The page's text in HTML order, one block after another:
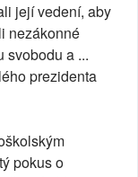
její vedení, aby
nezákonné
svobodu a ...
prezidenta
pokus o